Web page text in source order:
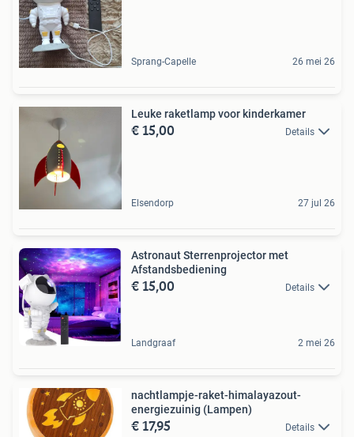
Sprang-Capelle 26 mei 26
Leuke raketlamp voor kinderkamer
€ 15,00 Details
Elsendorp 27 jul 26
Astronaut Sterrenprojector met
Afstandsbediening
€ 15,00 Details
Landgraaf 2 mei 26
nachtlampje-raket-himalayazout-
energiezuinig (Lampen)
€ 17,95 Details